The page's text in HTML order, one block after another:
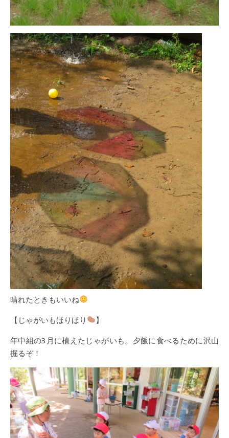
晴れたときもいいね
【じゃがいもほりほり
】
年中組の3月に植えたじゃがいも。夕飯に食べるために沢山
掘るぞ！